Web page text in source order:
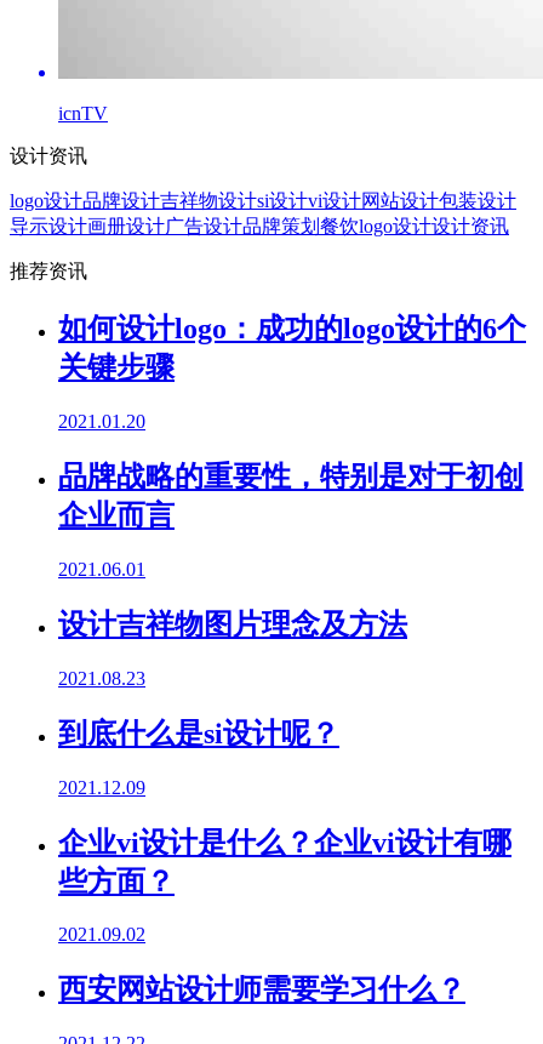
icnTV
设计资讯
logo设计品牌设计吉祥物设计si设计vi设计网站设计包装设计
导示设计画册设计广告设计品牌策划 餐饮logo设计设计资讯
推荐资讯
如何设计logo：成功的logo设计的6个
关键步骤
2021.01.20
品牌战略的重要性，特别是对于初创
企业而言
2021.06.01
设计吉祥物图片理念及方法
2021.08.23
到底什么是si设计呢？
2021.12.09
企业vi设计是什么？企业vi设计有哪
些方面？
2021.09.02
西安网站设计师需要学习什么？